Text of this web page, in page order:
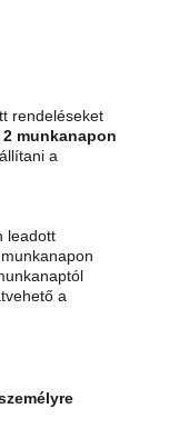
rendeléseket
2 munkanapon
a
leadott
a